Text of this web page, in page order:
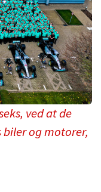
ved at de
og motorer,